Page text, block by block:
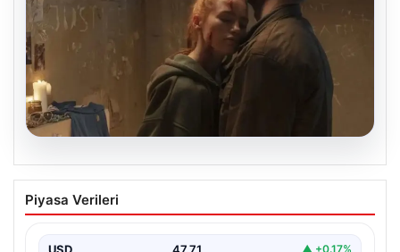
Sinemalarda bu hafta: 6 film
sinemaseverlerle buluşacak
Piyasa Verileri
USD 47.71 ▲ +0.17%